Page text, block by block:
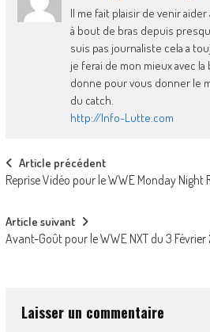
Il me fait plaisir de venir
à bout de bras depuis
suis pas journaliste cela a
je ferai de mon mieux avec
donne pour vous donner le
du catch.
http://Info-Lutte.com
Post
navigation
Article précédent
Reprise Vidéo pour le WWE Monday Night
Article suivant
Avant-Goût pour le WWE NXT du 3
Laisser un commentaire